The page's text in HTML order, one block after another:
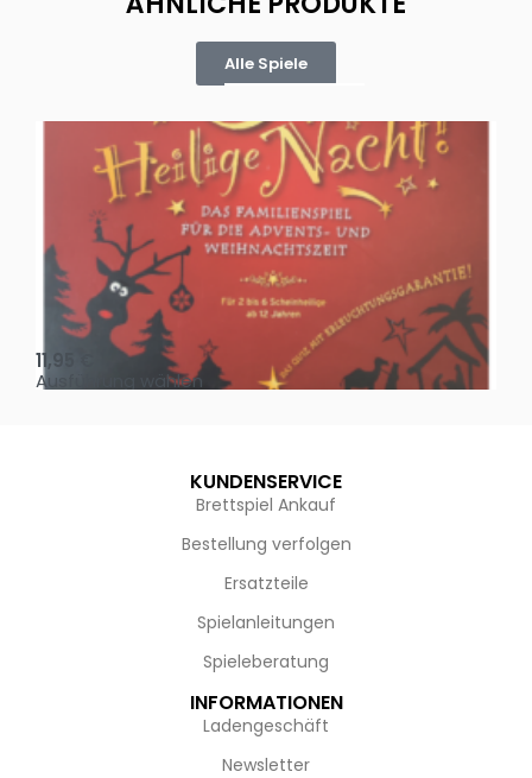
Alle Spiele
Oh, heilige Nacht!
11,95
Ausführung wählen
KUNDENSERVICE
Brettspiel Ankauf
Bestellung verfolgen
Ersatzteile
Spielanleitungen
Spieleberatung
INFORMATIONEN
Ladengeschäft
Newsletter